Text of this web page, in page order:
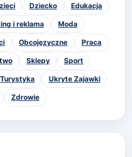
Dziecko Edukacja
i reklama Moda
Obcojęzyczne Praca
Sklepy Sport
Turystyka Ukryte Zajawki
Zdrowie